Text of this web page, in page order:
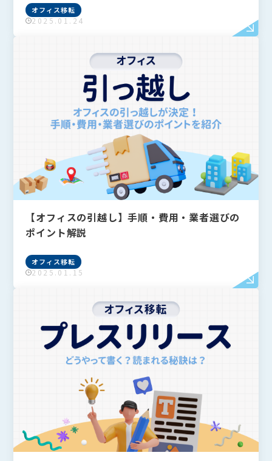
フリーワードで検索 Search
検索
よく検索されるキーワード Tags
#IT導入補助金#Q&A#VPN#Wi-Fi
#アリさんマークの引越し社
全て
オフィスネットワーク
オフィス移転
2025.01.24
【オフィスの引越し】手順・費用・業者選びの
ポイント解説
オフィス移転
2025.01.15